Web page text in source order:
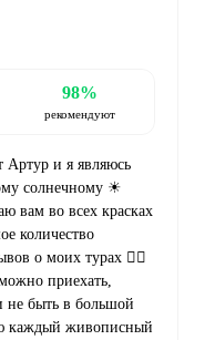
98%
рекомендуют
Артур и я являюсь
солнечному ☀
вам во всех красках
количество
о моих турах 👌🏻
приехать,
не быть в большой
каждый живописный